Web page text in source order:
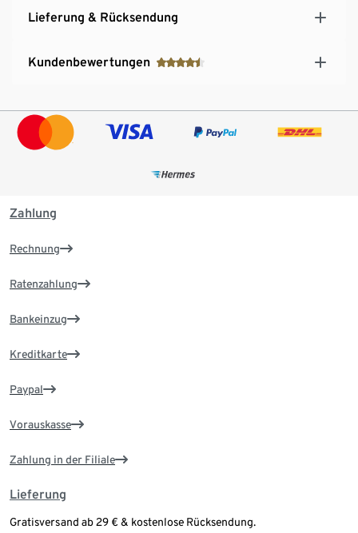
Lieferung & Rücksendung
Kundenbewertungen
Zahlung
Rechnung
Ratenzahlung
Bankeinzug
Kreditkarte
Paypal
Vorauskasse
Zahlung in der Filiale
Lieferung
Gratisversand ab 29 € & kostenlose Rücksendung.